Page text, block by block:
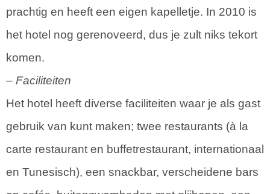
prachtig en heeft een eigen kapelletje. In 2010 is
het hotel nog gerenoveerd, dus je zult niks tekort
komen.
– Faciliteiten
Het hotel heeft diverse faciliteiten waar je als gast
gebruik van kunt maken; twee restaurants (à la
carte restaurant en buffetrestaurant, internationaal
en Tunesisch), een snackbar, verscheidene bars